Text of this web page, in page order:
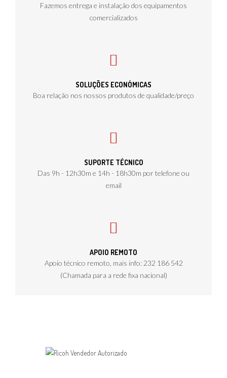
Fazemos entrega e instalação dos equipamentos
comercializados
SOLUÇÕES ECONÓMICAS
Boa relação nos nossos produtos de qualidade/preço
SUPORTE TÉCNICO
Das 9h - 12h30m e 14h - 18h30m por telefone ou
email
APOIO REMOTO
Apoio técnico remoto, mais info: 232 186 542
(Chamada para a rede fixa nacional)